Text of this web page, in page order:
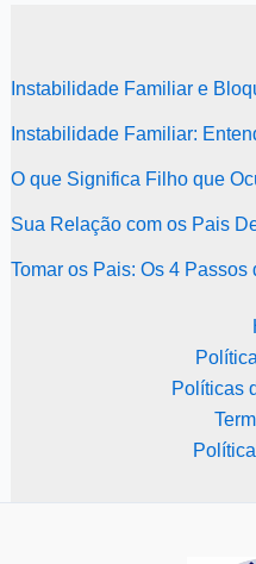
Instabilidade Familiar e
Instabilidade Familiar:
O que Significa Filho que
Sua Relação com os Pais
Tomar os Pais: Os 4
Políticas